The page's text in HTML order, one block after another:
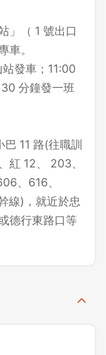
」（ 1 號出口
車。
發車；11:00
分鐘發一班
11 路(往職訓
紅 12、 203、
、616、
線)，就近於忠
德行東路口等